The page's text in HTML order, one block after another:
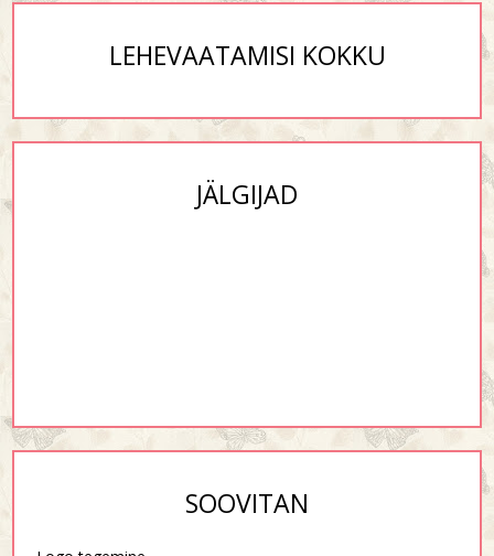
LEHEVAATAMISI KOKKU
JÄLGIJAD
SOOVITAN